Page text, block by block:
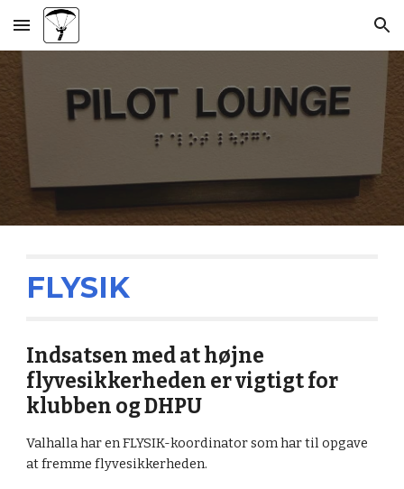
Skip to main content Skip to navigation
FLYSIK
Indsatsen med at højne
flyvesikkerheden er vigtigt for
klubben og DHPU
Valhalla har en FLYSIK-koordinator som har til opgave
at fremme flyvesikkerheden.